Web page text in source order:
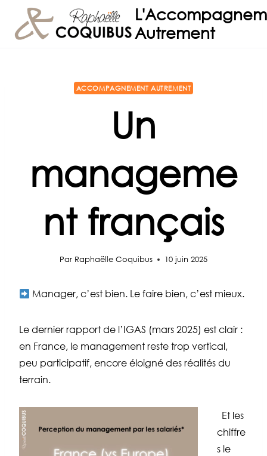
contenu
Autrement
ACCOMPAGNEMENT AUTREMENT
Un
manageme
nt français
Par Raphaëlle Coquibus 10 juin 2025
Manager, c’est bien. Le faire bien, c’est mieux.
Le dernier rapport de l’IGAS (mars 2025) est clair :
en France, le management reste trop vertical,
peu participatif, encore éloigné des réalités du
terrain.
Et les
chiffre
s le